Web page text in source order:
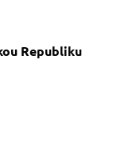
Republiku